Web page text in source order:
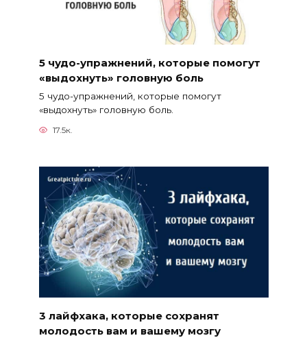
5 чудо-упражнений, которые помогут
«выдохнуть» головную боль
5 чудо-упражнений, которые помогут
«выдохнуть» головную боль.
17.5к.
3 лайфхака, которые сохранят
молодость вам и вашему мозгу